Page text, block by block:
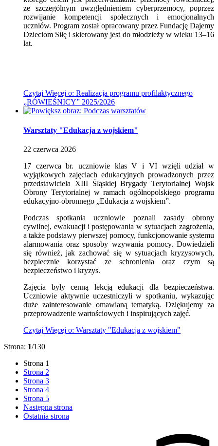
ze szczególnym uwzględnieniem cyberprzemocy, poprzez
rozwijanie kompetencji społecznych i emocjonalnych
uczniów. Program został opracowany przez Fundację Dajemy
Dzieciom Siłę i skierowany jest do młodzieży w wieku 13–16
lat.
Czytaj Więcej o: Realizacja programu profilaktycznego
„RÓWIEŚNICY” 2025/2026
Warsztaty "Edukacja z wojskiem"
22 czerwca 2026
17 czerwca br. uczniowie klas V i VI wzięli udział w
wyjątkowych zajęciach edukacyjnych prowadzonych przez
przedstawiciela XIII Śląskiej Brygady Terytorialnej Wojsk
Obrony Terytorialnej w ramach ogólnopolskiego programu
edukacyjno-obronnego „Edukacja z wojskiem”.
Podczas spotkania uczniowie poznali zasady obrony
cywilnej, ewakuacji i postępowania w sytuacjach zagrożenia,
a także podstawy pierwszej pomocy, funkcjonowanie systemu
alarmowania oraz sposoby wzywania pomocy. Dowiedzieli
się również, jak zachować się w sytuacjach kryzysowych,
bezpiecznie korzystać ze schronienia oraz czym są
bezpieczeństwo i kryzys.
Zajęcia były cenną lekcją edukacji dla bezpieczeństwa.
Uczniowie aktywnie uczestniczyli w spotkaniu, wykazując
duże zainteresowanie omawianą tematyką. Dziękujemy za
przeprowadzenie wartościowych i inspirujących zajęć.
Czytaj Więcej o: Warsztaty "Edukacja z wojskiem"
Strona: 1/130
Strona 1
Strona 2
Strona 3
Strona 4
Strona 5
Następna strona
Ostatnia strona